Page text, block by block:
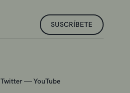
SUSCRÍBETE
Twitter—YouTube